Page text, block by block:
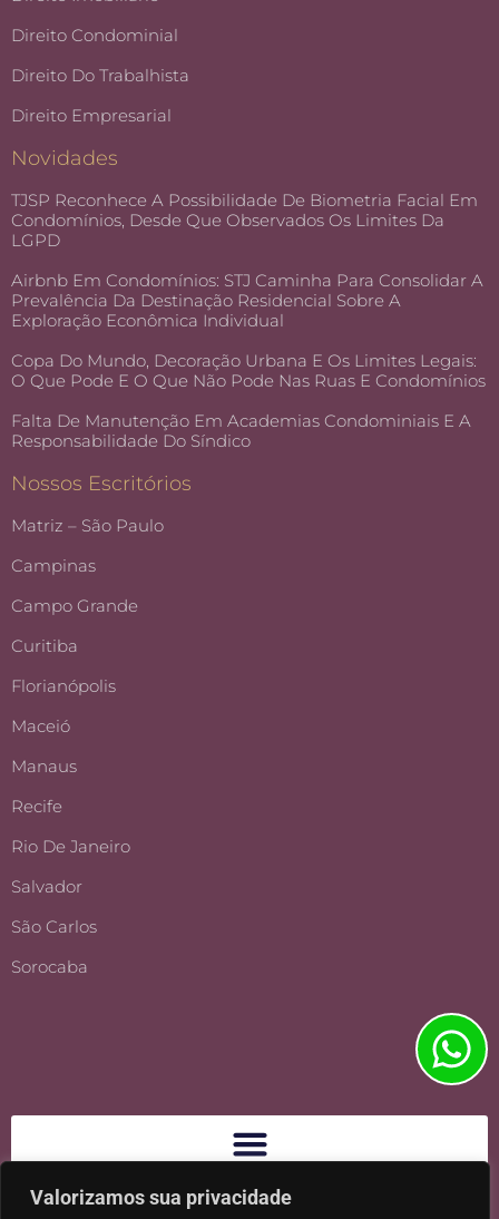
Valorizamos sua privacidade
Direito Condominial
Direito Do Trabalhista
Direito Empresarial
Novidades
TJSP Reconhece A Possibilidade De Biometria Facial Em
Condomínios, Desde Que Observados Os Limites Da
LGPD
Airbnb Em Condomínios: STJ Caminha Para Consolidar A
Prevalência Da Destinação Residencial Sobre A
Exploração Econômica Individual
Copa Do Mundo, Decoração Urbana E Os Limites Legais:
O Que Pode E O Que Não Pode Nas Ruas E Condomínios
Falta De Manutenção Em Academias Condominiais E A
Responsabilidade Do Síndico
Nossos Escritórios
Matriz – São Paulo
Campinas
Campo Grande
Curitiba
Florianópolis
Maceió
Manaus
Recife
Rio De Janeiro
Salvador
São Carlos
Sorocaba